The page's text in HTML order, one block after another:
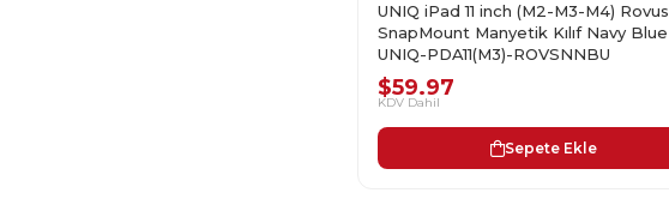
UNIQ iPad 11 inch (M2-M3-M4) Rovus
SnapMount Manyetik Kılıf Navy Blue
UNIQ-PDA11(M3)-ROVSNNBU
$59.97
KDV Dahil
Sepete Ekle